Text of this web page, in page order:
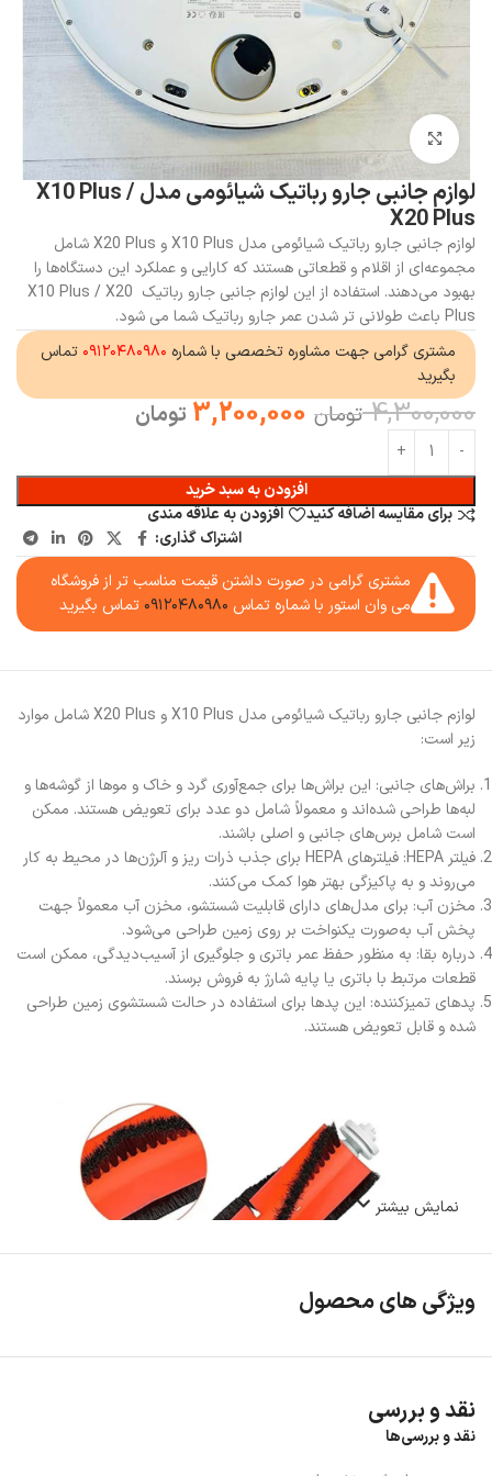
بزرگنمایی تصویر
لوازم جانبی جارو رباتیک شیائومی مدل X10 Plus /
X20 Plus
لوازم جانبی جارو رباتیک شیائومی مدل X10 Plus و X20 Plus شامل
مجموعه‌ای از اقلام و قطعاتی هستند که کارایی و عملکرد این دستگاه‌ها را
بهبود می‌دهند. استفاده از این لوازم جانبی جارو رباتیک X10 Plus / X20
Plus باعث طولانی تر شدن عمر جارو رباتیک شما می شود.
مشتری گرامی جهت مشاوره تخصصی با شماره ۰۹۱۲۰۴۸۰۹۸۰ تماس
بگیرید
4,300,000 تومان 3,200,000 تومان
افزودن به سبد خرید
برای مقایسه اضافه کنید
افزودن به علاقه مندی
اشتراک گذاری:
مشتری گرامی در صورت داشتن قیمت مناسب تر از فروشگاه
می وان استور با شماره تماس ۰۹۱۲۰۴۸۰۹۸۰ تماس بگیرید
لوازم جانبی جارو رباتیک شیائومی مدل X10 Plus و X20 Plus شامل موارد
زیر است:
براش‌های جانبی: این براش‌ها برای جمع‌آوری گرد و خاک و موها از گوشه‌ها و
لبه‌ها طراحی شده‌اند و معمولاً شامل دو عدد برای تعویض هستند. ممکن
است شامل برس‌های جانبی و اصلی باشند.
فیلتر HEPA: فیلترهای HEPA برای جذب ذرات ریز و آلرژن‌ها در محیط به کار
می‌روند و به پاکیزگی بهتر هوا کمک می‌کنند.
مخزن آب: برای مدل‌های دارای قابلیت شستشو، مخزن آب معمولاً جهت
پخش آب به‌صورت یکنواخت بر روی زمین طراحی می‌شود.
درباره بقا: به منظور حفظ عمر باتری و جلوگیری از آسیب‌دیدگی، ممکن است
قطعات مرتبط با باتری یا پایه شارژ به فروش برسند.
پدهای تمیزکننده: این پدها برای استفاده در حالت شستشوی زمین طراحی
شده و قابل تعویض هستند.
نمایش بیشتر
ویژگی های محصول
نقد و بررسی
نقد و بررسی‌ها